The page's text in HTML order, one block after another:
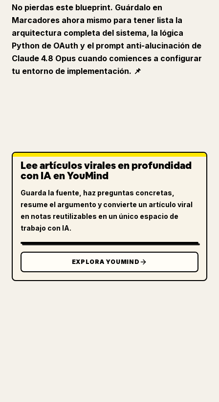
No pierdas este blueprint. Guárdalo en
Marcadores ahora mismo para tener lista la
arquitectura completa del sistema, la lógica
Python de OAuth y el prompt anti-alucinación de
Claude 4.8 Opus cuando comiences a configurar
tu entorno de implementación. 📌
Lee artículos virales en profundidad
con IA en YouMind
Guarda la fuente, haz preguntas concretas,
resume el argumento y convierte un artículo viral
en notas reutilizables en un único espacio de
trabajo con IA.
EXPLORA YOUMIND